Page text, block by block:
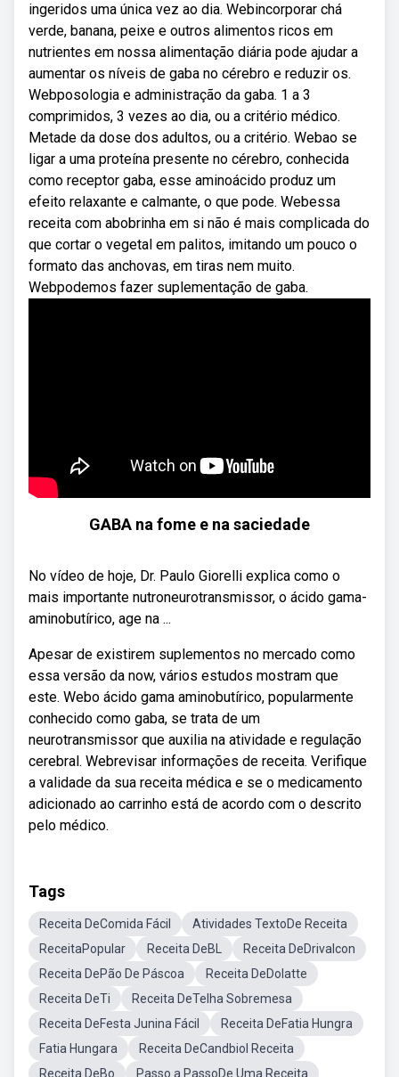
ingeridos uma única vez ao dia. Webincorporar chá
verde, banana, peixe e outros alimentos ricos em
nutrientes em nossa alimentação diária pode ajudar a
aumentar os níveis de gaba no cérebro e reduzir os.
Webposologia e administração da gaba. 1 a 3
comprimidos, 3 vezes ao dia, ou a critério médico.
Metade da dose dos adultos, ou a critério. Webao se
ligar a uma proteína presente no cérebro, conhecida
como receptor gaba, esse aminoácido produz um
efeito relaxante e calmante, o que pode. Webessa
receita com abobrinha em si não é mais complicada do
que cortar o vegetal em palitos, imitando um pouco o
formato das anchovas, em tiras nem muito.
Webpodemos fazer suplementação de gaba.
GABA na fome e na saciedade
No vídeo de hoje, Dr. Paulo Giorelli explica como o
mais importante nutroneurotransmissor, o ácido gama-
aminobutírico, age na ...
Apesar de existirem suplementos no mercado como
essa versão da now, vários estudos mostram que
este. Webo ácido gama aminobutírico, popularmente
conhecido como gaba, se trata de um
neurotransmissor que auxilia na atividade e regulação
cerebral. Webrevisar informações de receita. Verifique
a validade da sua receita médica e se o medicamento
adicionado ao carrinho está de acordo com o descrito
pelo médico.
Tags
Receita DeComida Fácil
Atividades TextoDe Receita
ReceitaPopular
Receita DeBL
Receita DeDrivalcon
Receita DePão De Páscoa
Receita DeDolatte
Receita DeTi
Receita DeTelha Sobremesa
Receita DeFesta Junina Fácil
Receita DeFatia Hungra
Fatia Hungara
Receita DeCandbiol Receita
Receita DeBo
Passo a PassoDe Uma Receita